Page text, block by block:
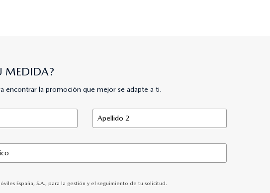
MEDIDA?
encontrar la promoción que mejor se adapte a ti.
España, S.A., para la gestión y el seguimiento de tu solicitud.